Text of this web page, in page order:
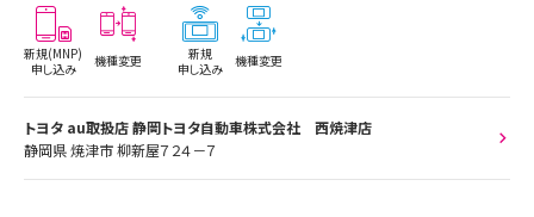
新規(MNP)
申し込み
機種変更
新規
申し込み
機種変更
トヨタ au取扱店 静岡トヨタ自動車株式会社 西焼津店
静岡県 焼津市 柳新屋７２４－７